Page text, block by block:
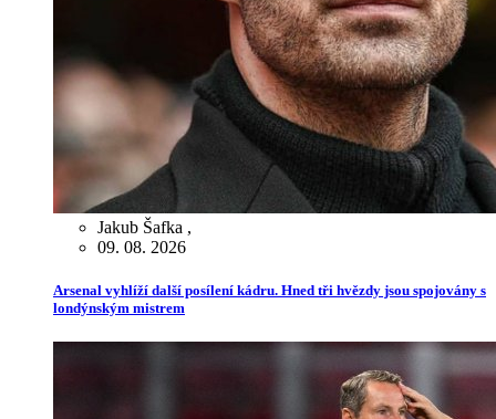
Jakub Šafka ,
09. 08. 2026
Arsenal vyhlíží další posílení kádru. Hned tři hvězdy jsou spojovány s
londýnským mistrem